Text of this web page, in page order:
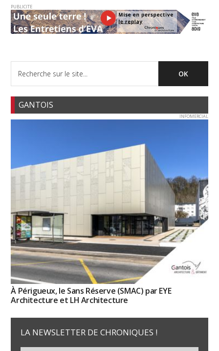
PUBLICITE
GANTOIS
INFOMERCIAL
À Périgueux, le Sans Réserve (SMAC) par EYE
Architecture et LH Architecture
LA NEWSLETTER DE CHRONIQUES !